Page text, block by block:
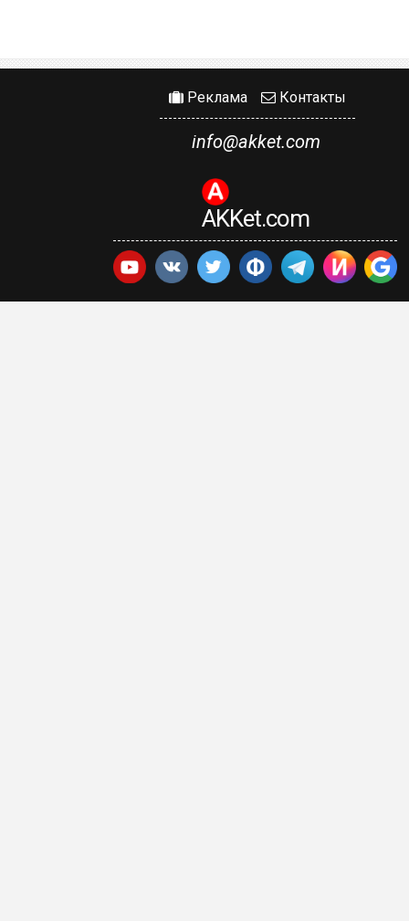
Реклама Контакты
info@akket.com
AKKet.com